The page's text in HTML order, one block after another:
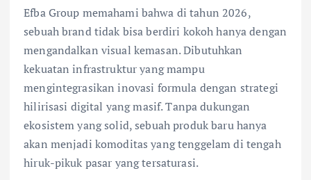
Efba Group memahami bahwa di tahun 2026,
sebuah brand tidak bisa berdiri kokoh hanya dengan
mengandalkan visual kemasan. Dibutuhkan
kekuatan infrastruktur yang mampu
mengintegrasikan inovasi formula dengan strategi
hilirisasi digital yang masif. Tanpa dukungan
ekosistem yang solid, sebuah produk baru hanya
akan menjadi komoditas yang tenggelam di tengah
hiruk-pikuk pasar yang tersaturasi.